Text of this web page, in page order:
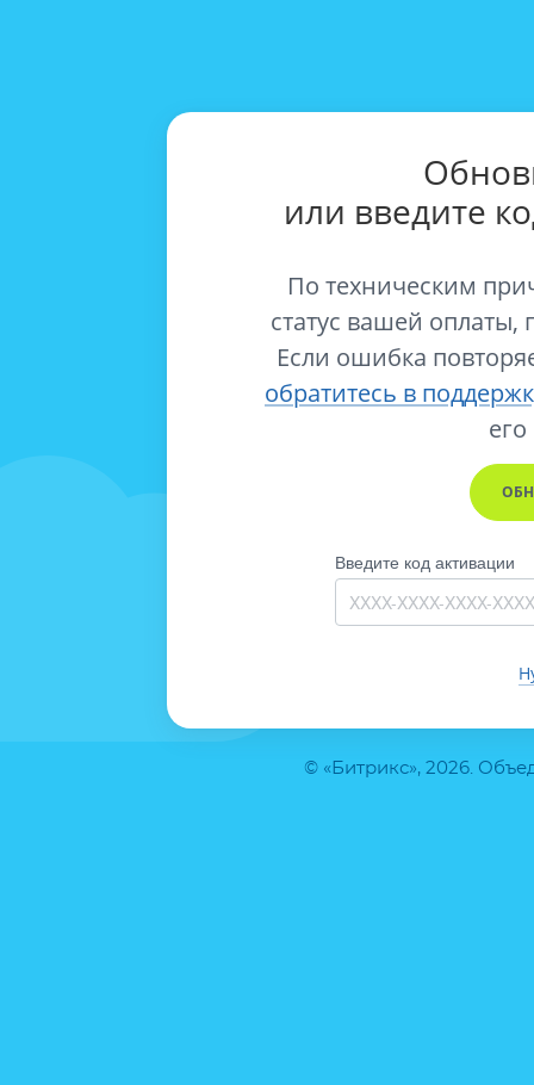
© «Битрикс», 2026.
или введите
По техническим
статус вашей оплаты,
Если ошибка
обратитесь в
его
Введите код активации